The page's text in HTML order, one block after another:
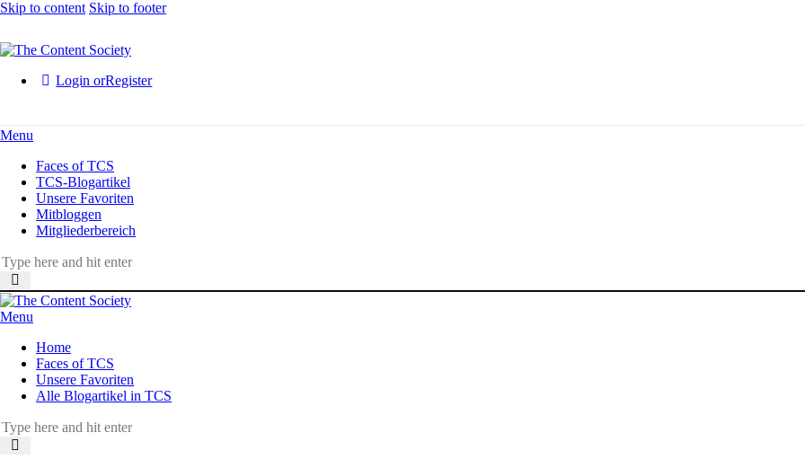
Skip to content Skip to footer
Login orRegister
Menu
Faces of TCS
TCS-Blogartikel
Unsere Favoriten
Mitbloggen
Mitgliederbereich
Menu
Home
Faces of TCS
Unsere Favoriten
Alle Blogartikel in TCS